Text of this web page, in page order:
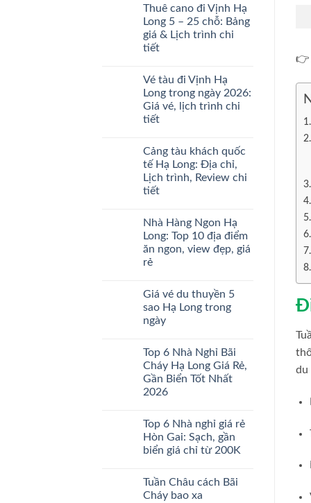
Hạ
Long
mới
nhất
2026
Vịnh
Hạ
Long
ngắn
gọn
bình
luận
ở
Giá
vé
tham
ghép,
Tàu
riêng
Vịnh
Lan
Thuê cano đi Vịnh Hạ
Long 5 – 25 chỗ: Bảng
giá & Lịch trình chi
tiết
bình
luận
ở
Thuê
cano
đi
Long
5
–
25
chỗ:
Lịch
trình
tiết
Vé tàu đi Vịnh Hạ
Long trong ngày 2026:
Giá vé, lịch trình chi
tiết
bình
luận
ở
Vé
tàu
đi
Long
trong
ngày
2026:
Giá
chi
tiết
Cảng tàu khách quốc
tế Hạ Long: Địa chỉ,
Lịch trình, Review chi
tiết
bình
luận
ở
Cảng
tàu
khách
Hạ
Long:
Địa
chỉ,
Review
chi
tiết
Nhà Hàng Ngon Hạ
Long: Top 10 địa điểm
ăn ngon, view đẹp, giá
rẻ
bình
luận
ở
Nhà
Hạ
Long:
Top
10
địa
điểm
view
đẹp,
giá
rẻ
Giá vé du thuyền 5
sao Hạ Long trong
ngày
bình
luận
ở
Giá
vé
du
sao
Hạ
Long
trong
Top 6 Nhà Nghỉ Bãi
Cháy Hạ Long Giá Rẻ,
Gần Biển Tốt Nhất
2026
bình
luận
ở
Top
Nghỉ
Bãi
Cháy
Top 6 Nhà nghỉ giá rẻ
Hòn Gai: Sạch, gần
biển giá chỉ từ 200K
bình
luận
ở
Tuần Châu cách Bãi
Cháy bao xa
👉
du